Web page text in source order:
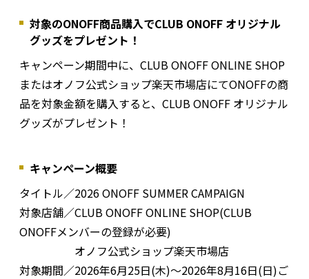
対象のONOFF商品購入でCLUB ONOFF オリジナル
グッズをプレゼント！
キャンペーン期間中に、CLUB ONOFF ONLINE SHOP
またはオノフ公式ショップ楽天市場店にてONOFFの商
品を対象金額を購入すると、CLUB ONOFF オリジナル
グッズがプレゼント！
キャンペーン概要
タイトル／2026 ONOFF SUMMER CAMPAIGN
対象店舗／CLUB ONOFF ONLINE SHOP(CLUB
ONOFFメンバーの登録が必要)
オノフ公式ショップ楽天市場店
対象期間／2026年6月25日(木)～2026年8月16日(日)ご